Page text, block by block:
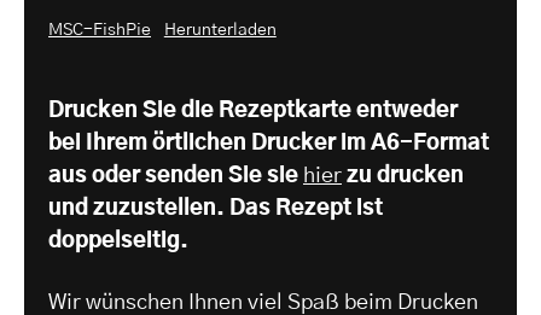
MSC-FishPie Herunterladen
Drucken Sie die Rezeptkarte entweder
bei Ihrem örtlichen Drucker im A6-Format
aus oder senden Sie sie hier zu drucken
und zuzustellen. Das Rezept ist
doppelseitig.
Wir wünschen Ihnen viel Spaß beim Drucken